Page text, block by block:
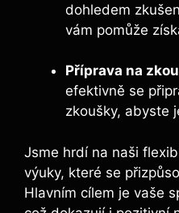
dohledem
vám pomůže
Příprava na
efektivně⁤ se
⁤zkoušky, abyste​
Jsme hrdí na naši
výuky, které se
Hlavním cílem je vaše